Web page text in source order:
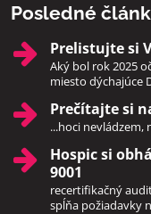
Posledné
Prelistujte si
Aký bol rok 2025
miesto dýchajúce
Prečítajte si
...hoci
Hospic si
9001
recertifikačný
spĺňa požiadavky